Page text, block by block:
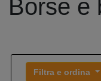
Borse e
Filtra e ordina